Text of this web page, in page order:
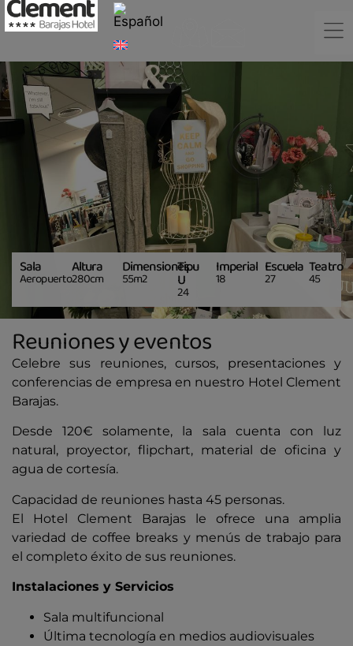
Reuniones y eventos
Celebre sus reuniones, cursos, presentaciones y
conferencias de empresa en nuestro Hotel Clement
Barajas.
Desde 120€ solamente, la sala cuenta con luz
natural, proyector, flipchart, material de oficina y
agua de cortesía.
Capacidad de reuniones hasta 45 personas.
El Hotel Clement Barajas le ofrece una amplia
variedad de coffee breaks y menús de trabajo para
el completo éxito de sus reuniones.
Instalaciones y Servicios
Sala multifuncional
Última tecnología en medios audiovisuales
Sala
Aeropuerto
Altura
280cm
Dimensiones
55m2
Tipu
U
24
Imperial
18
Escuela
27
Teatro
45